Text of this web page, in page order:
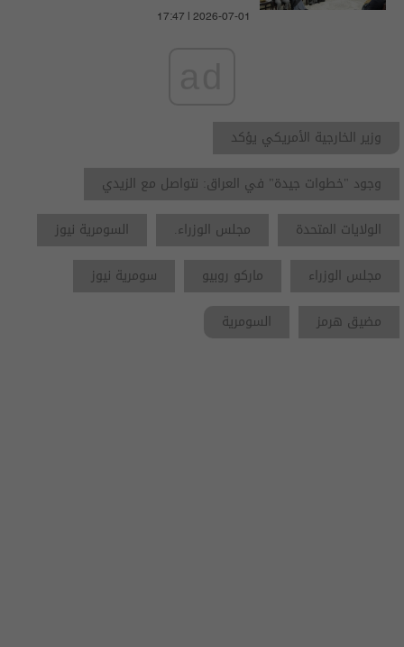
17:47 | 2026-07-01
وزير الخارجية الأمريكي يؤكد
وجود "خطوات جيدة" في العراق: نتواصل مع الزيدي
الولايات المتحدة
مجلس الوزراء.
السومرية نيوز
مجلس الوزراء
ماركو روبيو
سومرية نيوز
مضيق هرمز
السومرية